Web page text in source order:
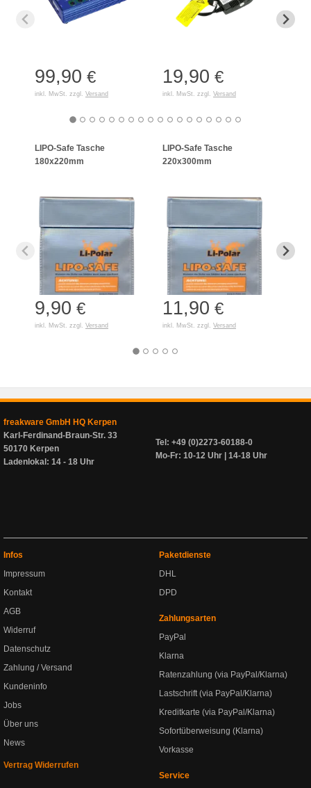
99,90 €
inkl. MwSt. zzgl. Versand
19,90 €
inkl. MwSt. zzgl. Versand
LIPO-Safe Tasche
180x220mm
9,90 €
inkl. MwSt. zzgl. Versand
LIPO-Safe Tasche
220x300mm
11,90 €
inkl. MwSt. zzgl. Versand
freakware GmbH HQ Kerpen
Karl-Ferdinand-Braun-Str. 33
50170 Kerpen
Ladenlokal: 14 - 18 Uhr
Tel: +49 (0)2273-60188-0
Mo-Fr: 10-12 Uhr | 14-18 Uhr
Infos
Impressum
Kontakt
AGB
Widerruf
Datenschutz
Zahlung / Versand
Kundeninfo
Jobs
Über uns
News
Vertrag Widerrufen
Paketdienste
DHL
DPD
Zahlungsarten
PayPal
Klarna
Ratenzahlung (via PayPal/Klarna)
Lastschrift (via PayPal/Klarna)
Kreditkarte (via PayPal/Klarna)
Sofortüberweisung (Klarna)
Vorkasse
Service